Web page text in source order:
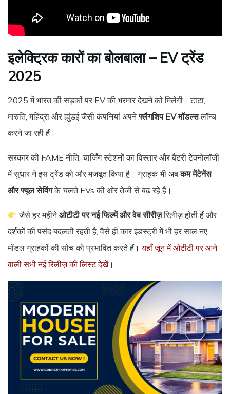
इलेक्ट्रिक कारों का बोलबाला – EV ट्रेंड
2025
2025 में भारत की सड़कों पर EV की भरमार देखने को मिलेगी। टाटा,
मारुति, महिंद्रा और ह्युंडई जैसी कंपनियां अपनेफ्लैगशिप EV मॉडल्सलॉन्च
करने जा रही हैं।
सरकार की FAME नीति, चार्जिंग स्टेशनों का विस्तार और बैटरी टेक्नोलॉजी
में सुधार ने इस ट्रेंड को और मजबूत किया है। ग्राहक भी अबकम मेंटेनेंस
और फ्यूल सेविंगके चलते EVs की ओर तेजी से बढ़ रहे हैं।
जैसे हर महीनेओटीटी पर नई फिल्में और वेब सीरीज़रिलीज़ होती हैं और
दर्शकों की पसंद बदलती रहती है, वैसे ही कार इंडस्ट्री में भी हर साल नए
मॉडल ग्राहकों की सोच को प्रभावित करते हैं। यहाँ जून में ओटीटी पर आने
वाली सभी नई रिलीज़ की लिस्ट देखें।